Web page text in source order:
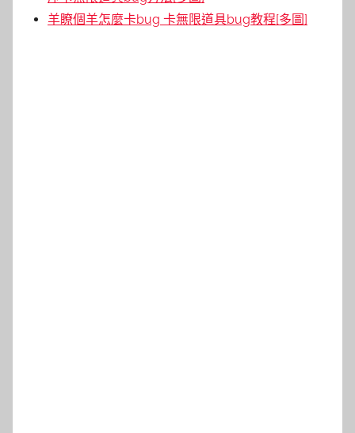
羊瞭個羊怎麼卡bug 卡無限道具bug教程[多圖]